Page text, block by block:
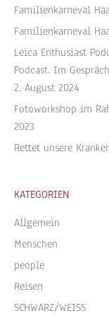
Familienkarneval
Familienkarneval
Leica Enthusiast
Podcast. Im
2. August 2024
Fotoworkshop im
2023
Rettet unsere
KATEGORIEN
Allgemein
Menschen
people
Reisen
SCHWARZ/WEISS